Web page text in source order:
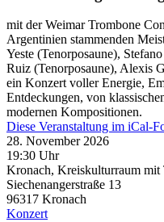
mit der Weimar Trombone
Argentinien stammenden
Yeste (Tenorposaune),
Ruiz (Tenorposaune), Alexis
ein Konzert voller Energie,
Entdeckungen, von
modernen Kompositionen.
Diese Veranstaltung im iCal-
28. November 2026
19:30 Uhr
Kronach, Kreiskulturraum mit
Siechenangerstraße 13
96317 Kronach
Konzert